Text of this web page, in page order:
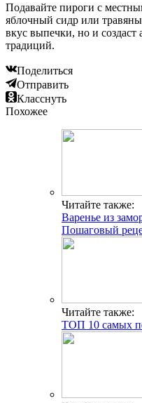
Подавайте пироги с
яблочный сидр или
вкус выпечки, но и создаст
традиций.
Поделиться
Отправить
Класснуть
Похожее
Читайте также:
Варенье из
Пошаговый
Читайте также:
ТОП 10 самых